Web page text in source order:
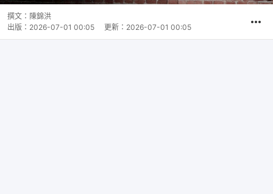
撰文： 陳錦洪
出版： 2026-07-01 00:05 更新： 2026-07-01 00:05